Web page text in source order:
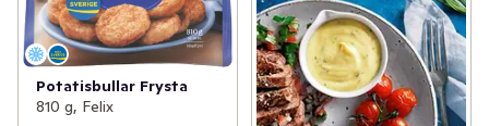
Potatisbullar Frysta
810 g, Felix